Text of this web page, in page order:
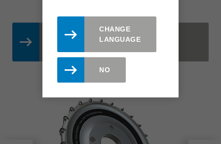
KOMPAKTZERSPANER DT
CHANGE
LANGUAGE
NO